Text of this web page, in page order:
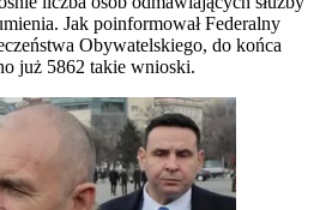
Jak poinformował Federalny
Obywatelskiego, do końca
już 5862 takie wnioski.